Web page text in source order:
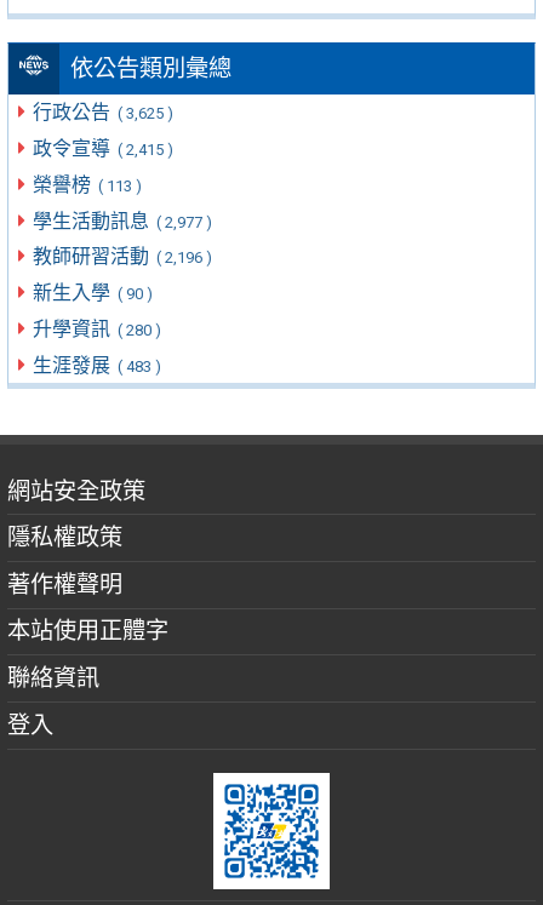
依公告類別彙總
行政公告 ( 3,625 )
政令宣導 ( 2,415 )
榮譽榜 ( 113 )
學生活動訊息 ( 2,977 )
教師研習活動 ( 2,196 )
新生入學 ( 90 )
升學資訊 ( 280 )
生涯發展 ( 483 )
網站安全政策
隱私權政策
著作權聲明
本站使用正體字
聯絡資訊
登入